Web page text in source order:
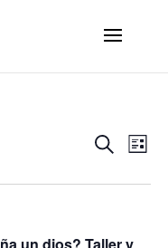
Search
List